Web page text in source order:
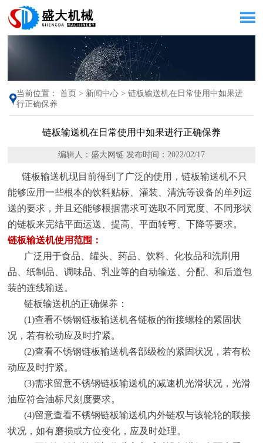

当前位置：首页 > 新闻中心 >链板输送机在日常使用中如果进
行正确保养
链板输送机在日常使用中如果进行正确保养
编辑人：盛大网链 发布时间：2022/02/17
链板输送机现目前得到了广泛的使用，链板输送机不只
能够应用一些根本的饮料贴标、灌装、清洗等设备的单列运
送的要求，并且还能够根据需求可选取不同宽度、不同形状
的链板来完结平面运送、提高、平面转弯、下降等要求。
链板输送机使用范围：
广泛用于食品、罐头、药品、饮料、化妆品和洗刷用
品、纸制品、调味品、乳业等的自动输送、分配、和后道包
装的连线输送。
链板输送机的正确保养：
(1)查看不锈钢链板输送机各链板的衔接螺栓的紧固状
况，若有松动应及时拧紧。
(2)查看不锈钢链板输送机各部级检的紧固状况，若有松
动应及时拧紧。
(3)需求留意不锈钢链板输送机的减速机光滑状况，光滑
油应符合油标尺刻度要求。
(4)留意查看不锈钢链板输送机内外链权与该轮轮的联接
状况，如有磨损或方位变化，应及时处理。